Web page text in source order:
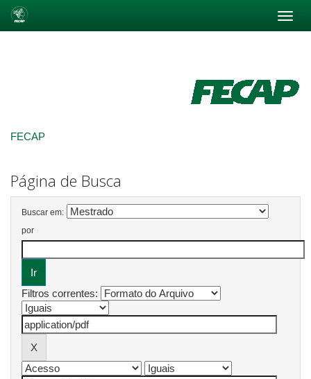
FECAP
Página de Busca
Buscar em:
por
Filtros correntes: